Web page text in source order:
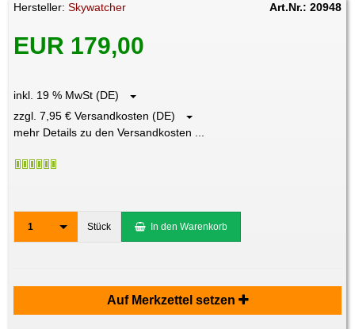
Hersteller:Skywatcher Art.Nr.: 20948
EUR 179,00
inkl. 19 % MwSt (DE)
zzgl. 7,95 € Versandkosten (DE)
mehr Details zu den Versandkosten ...
1 Stück In den Warenkorb
Auf Merkzettel setzen